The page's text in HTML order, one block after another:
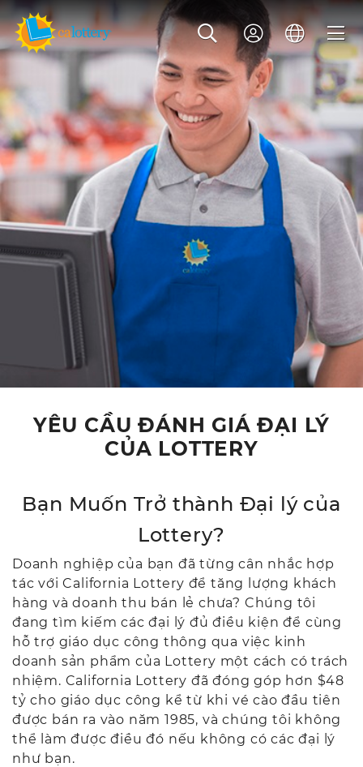
YÊU CẦU ĐÁNH GIÁ ĐẠI LÝ
CỦA LOTTERY
Bạn Muốn Trở thành Đại lý của
Lottery?
Doanh nghiệp của bạn đã từng cân nhắc hợp
tác với California Lottery để tăng lượng khách
hàng và doanh thu bán lẻ chưa? Chúng tôi
đang tìm kiếm các đại lý đủ điều kiện để cùng
hỗ trợ giáo dục công thông qua việc kinh
doanh sản phẩm của Lottery một cách có trách
nhiệm. California Lottery đã đóng góp hơn $48
tỷ cho giáo dục công kể từ khi vé cào đầu tiên
được bán ra vào năm 1985, và chúng tôi không
thể làm được điều đó nếu không có các đại lý
như bạn.